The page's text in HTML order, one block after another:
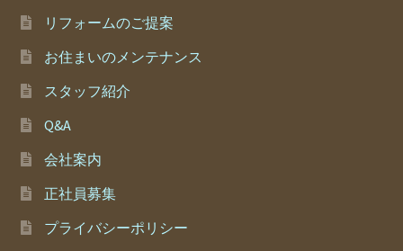
リフォームのご提案
お住まいのメンテナンス
スタッフ紹介
Q&A
会社案内
正社員募集
プライバシーポリシー